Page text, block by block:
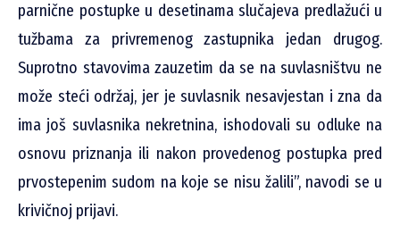
parnične postupke u desetinama slučajeva predlažući u
tužbama za privremenog zastupnika jedan drugog.
Suprotno stavovima zauzetim da se na suvlasništvu ne
može steći održaj, jer je suvlasnik nesavjestan i zna da
ima još suvlasnika nekretnina, ishodovali su odluke na
osnovu priznanja ili nakon provedenog postupka pred
prvostepenim sudom na koje se nisu žalili”, navodi se u
krivičnoj prijavi.